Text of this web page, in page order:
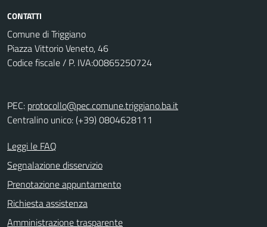
CONTATTI
Comune di Triggiano
Piazza Vittorio Veneto, 46
Codice fiscale / P. IVA:00865250724
PEC: protocollo@pec.comune.triggiano.ba.it
Centralino unico: (+39) 0804628111
Leggi le FAQ
Segnalazione disservizio
Prenotazione appuntamento
Richiesta assistenza
Amministrazione trasparente